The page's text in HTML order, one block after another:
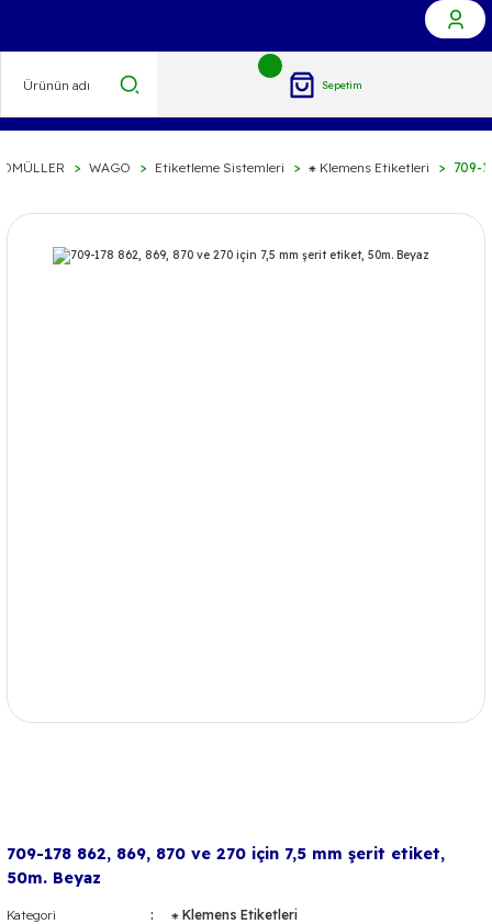
Sepetim
WAGO Etiketleme Sistemleri ⁕ Klemens Etiketleri 709-
709-178 862, 869, 870 ve 270 için 7,5 mm şerit etiket,
50m. Beyaz
Kategori
⁕ Klemens Etiketleri